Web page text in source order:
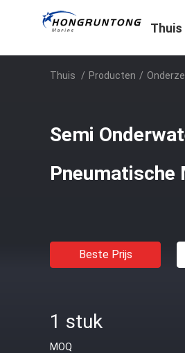
Thuis
Thuis / Producten /
Semi
Pneumatische
Beste Prijs
1 stuk
MOQ